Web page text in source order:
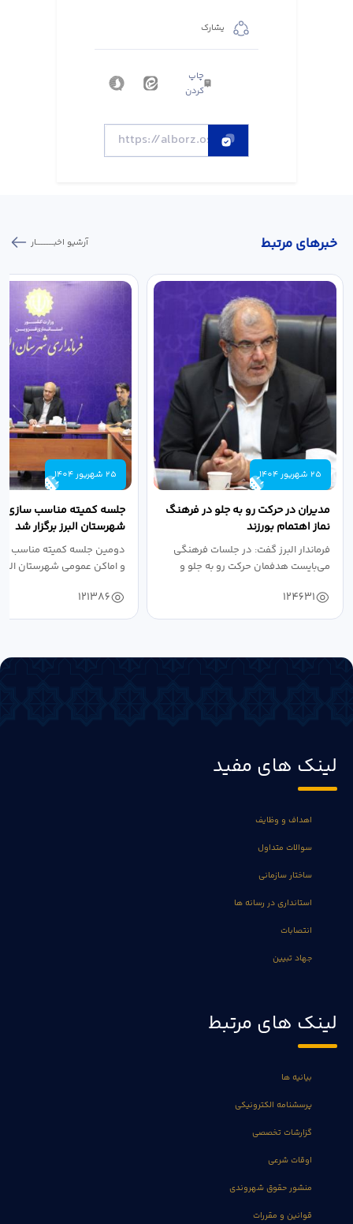
يشارك
چاپ
کردن
خبر‌های مرتبط آرشیو اخبـــــــــــار
25 شهریور 1404
مدیران در حرکت رو به جلو در فرهنگ
نماز اهتمام بورزند
فرماندار البرز گفت: در جلسات فرهنگی
می‌بایست هدفمان حرکت رو به جلو و
124631
25 شهریور 1404
جلسه کمیته مناسب سازی
شهرستان البرز برگزار شد
دومین جلسه کمیته مناسب
و اماکن عمومی شهرستان
121386
لینک های مفید
اهداف و وظایف
سوالات متداول
ساختار سازمانی
استانداری در رسانه ها
انتصابات
جهاد تبیین
لینک های مرتبط
بیانیه ها
پرسشنامه الکترونیکی
گزارشات تخصصی
اوقات شرعی
منشور حقوق شهروندی
قوانین و مقررات